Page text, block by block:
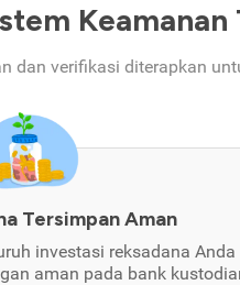
Keamanan
dan verifikasi diterapkan
Tersimpan Aman
investasi reksadana
aman pada bank